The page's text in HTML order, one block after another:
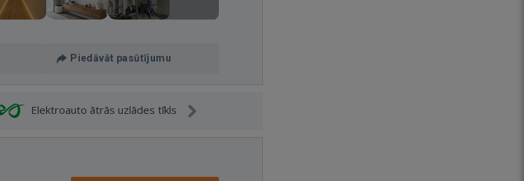
Piedāvāt pasūtījumu
Elektroauto ātrās uzlādes tīkls